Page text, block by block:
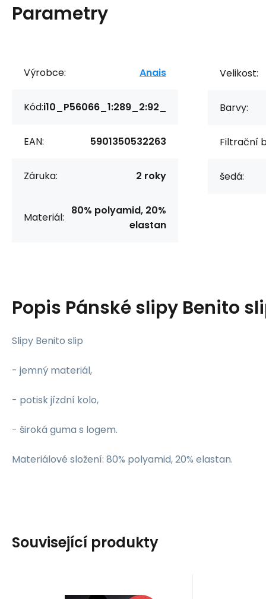
Parametry
Výrobce: Anais
Kód:i10_P56066_1:289_2:92_
EAN: 5901350532263
Záruka: 2 roky
Materiál:
80% polyamid, 20%
elastan
Velikost:
Barvy:
Filtrační
šedá:
Popis Pánské slipy Benito
Slipy Benito slip
- jemný materiál,
- potisk jízdní kolo,
- široká guma s logem.
Materiálové složení: 80% polyamid, 20% elastan.
Související produkty